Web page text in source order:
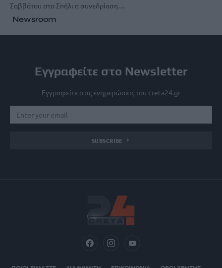
Σαββάτου στο Σπήλι η συνεδρίαση…
Newsroom
Εγγραφείτε στο Newsletter
Εγγραφείτε στις ενημερώσεις του creta24.gr
SUBSCRIBE